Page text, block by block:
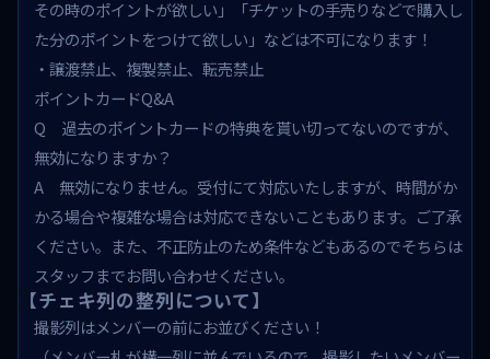
その時のポイントが欲しい」「チケットの手売りなどで購入し
た分のポイントをつけて欲しい」などは不可になります！
・譲渡禁止、複製禁止、転売禁止
ポイントカードQ&A
Q 過去のポイントカードの特典を貰い切ってないのですが、
無効になりますか？
A 無効になりません。受付にて対応いたしますが、時間がか
かる場合や複雑な場合は対応できないこともあります。ご了承
ください。また、不正防止のため条件などもあるのでそちらは
スタッフまでお問い合わせください。
【チェキ列の整列について】
撮影列はメンバーの前にお並びください！